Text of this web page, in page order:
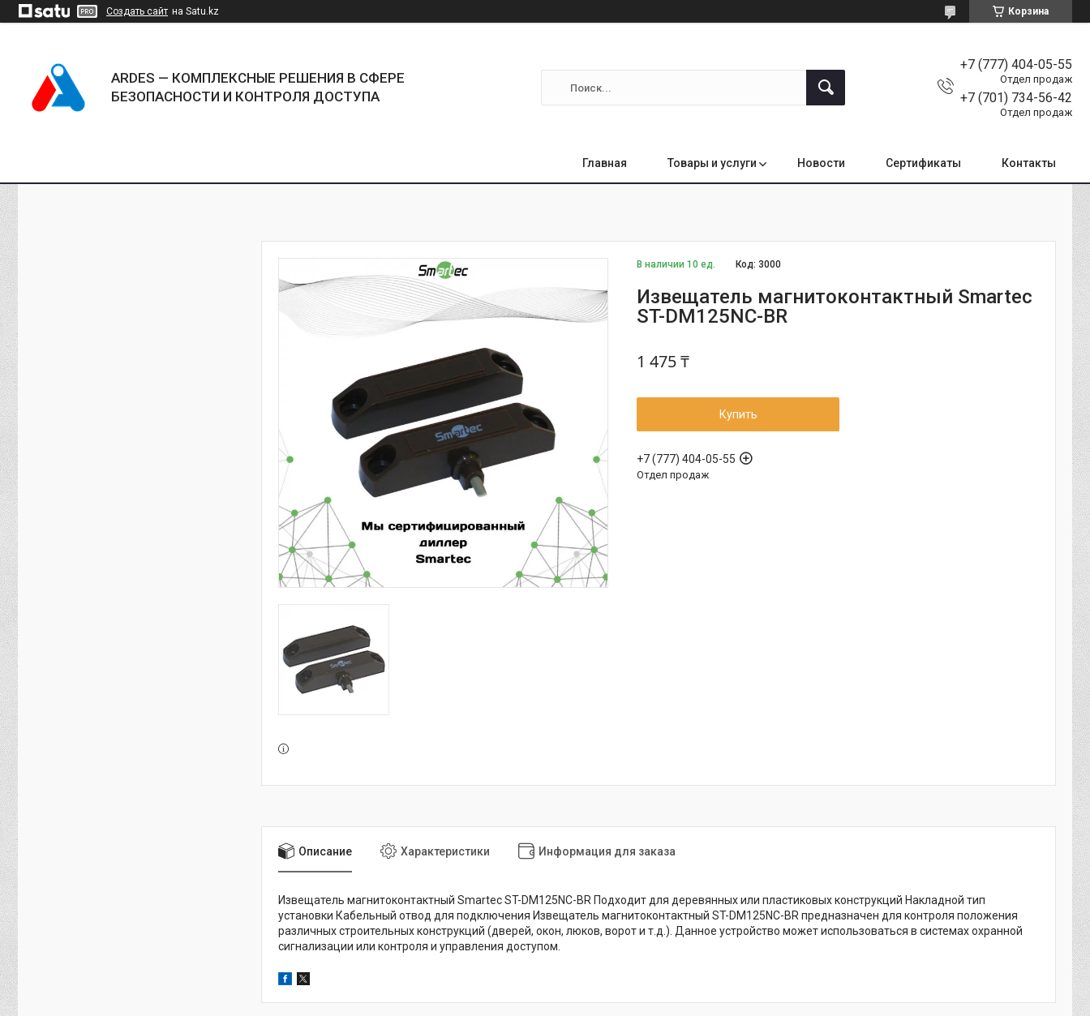
Создать сайт на Satu.kz Корзина
ARDES — КОМПЛЕКСНЫЕ РЕШЕНИЯ В СФЕРЕ
БЕЗОПАСНОСТИ И КОНТРОЛЯ ДОСТУПА
+7 (777) 404-05-55
Отдел продаж
+7 (701) 734-56-42
Отдел продаж
Главная Товары и услуги Новости Сертификаты Контакты
В наличии 10 ед. Код:3000
Извещатель магнитоконтактный Smartec
ST-DM125NC-BR
1 475 ₸
Купить
+7 (777) 404-05-55
Отдел продаж
Описание Характеристики Информация для заказа
Извещатель магнитоконтактный Smartec ST-DM125NC-BR Подходит для деревянных или пластиковых конструкций Накладной тип
установки Кабельный отвод для подключения Извещатель магнитоконтактный ST-DM125NC-BR предназначен для контроля положения
различных строительных конструкций (дверей, окон, люков, ворот и т.д.). Данное устройство может использоваться в системах охранной
сигнализации или контроля и управления доступом.